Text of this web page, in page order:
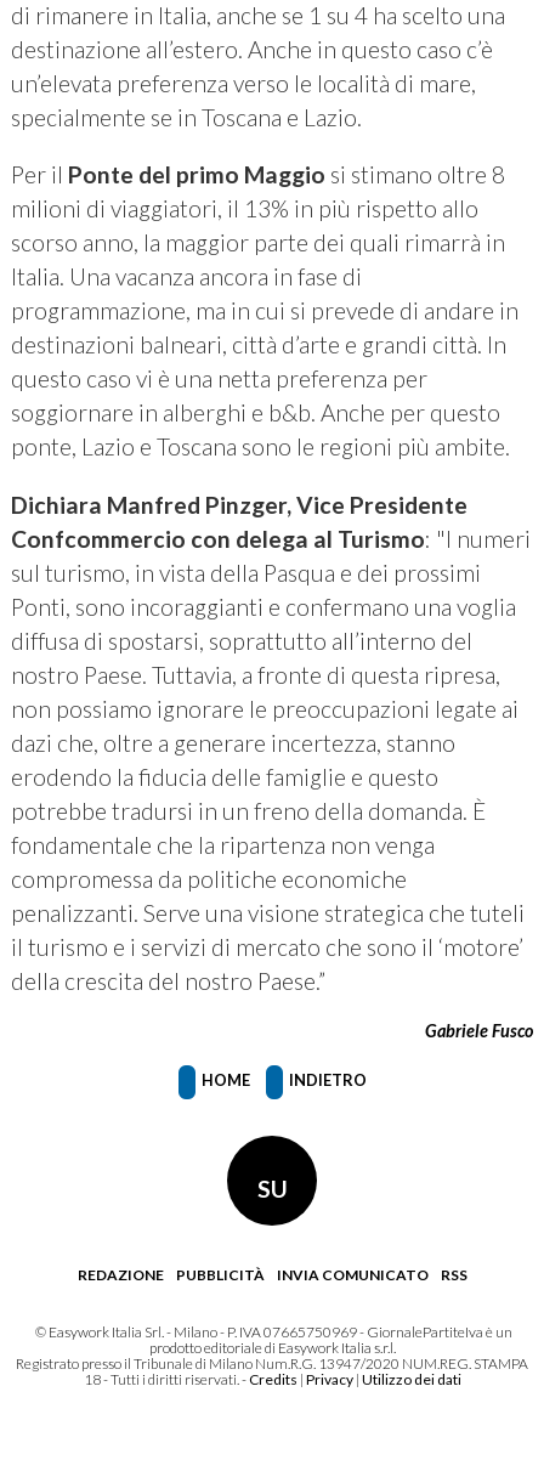
di rimanere in Italia, anche se 1 su 4 ha scelto una
destinazione all’estero. Anche in questo caso c’è
un’elevata preferenza verso le località di mare,
specialmente se in Toscana e Lazio.
Per il Ponte del primo Maggio si stimano oltre 8
milioni di viaggiatori, il 13% in più rispetto allo
scorso anno, la maggior parte dei quali rimarrà in
Italia. Una vacanza ancora in fase di
programmazione, ma in cui si prevede di andare in
destinazioni balneari, città d’arte e grandi città. In
questo caso vi è una netta preferenza per
soggiornare in alberghi e b&b. Anche per questo
ponte, Lazio e Toscana sono le regioni più ambite.
Dichiara Manfred Pinzger, Vice Presidente
Confcommercio con delega al Turismo: "I numeri
sul turismo, in vista della Pasqua e dei prossimi
Ponti, sono incoraggianti e confermano una voglia
diffusa di spostarsi, soprattutto all’interno del
nostro Paese. Tuttavia, a fronte di questa ripresa,
non possiamo ignorare le preoccupazioni legate ai
dazi che, oltre a generare incertezza, stanno
erodendo la fiducia delle famiglie e questo
potrebbe tradursi in un freno della domanda. È
fondamentale che la ripartenza non venga
compromessa da politiche economiche
penalizzanti. Serve una visione strategica che tuteli
il turismo e i servizi di mercato che sono il ‘motore’
della crescita del nostro Paese.”
Gabriele Fusco
HOME INDIETRO
SU
REDAZIONE PUBBLICITÀ INVIA COMUNICATO RSS
© Easywork Italia Srl. - Milano - P. IVA 07665750969 - GiornalePartiteIva è un
prodotto editoriale di Easywork Italia s.r.l.
Registrato presso il Tribunale di Milano Num.R.G. 13947/2020 NUM.REG. STAMPA
18 - Tutti i diritti riservati. -Credits | Privacy| Utilizzo dei dati